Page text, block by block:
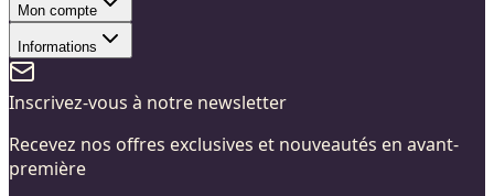
Mon compte
Informations
Inscrivez-vous à notre newsletter
Recevez nos offres exclusives et nouveautés en avant-
première